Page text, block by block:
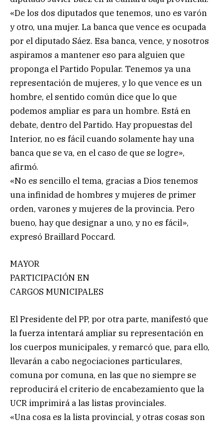
«De los dos diputados que tenemos, uno es varón
y otro, una mujer. La banca que vence es ocupada
por el diputado Sáez. Esa banca, vence, y nosotros
aspiramos a mantener eso para alguien que
proponga el Partido Popular. Tenemos ya una
representación de mujeres, y lo que vence es un
hombre, el sentido común dice que lo que
podemos ampliar es para un hombre. Está en
debate, dentro del Partido. Hay propuestas del
Interior, no es fácil cuando solamente hay una
banca que se va, en el caso de que se logre»,
afirmó.
«No es sencillo el tema, gracias a Dios tenemos
una infinidad de hombres y mujeres de primer
orden, varones y mujeres de la provincia. Pero
bueno, hay que designar a uno, y no es fácil»,
expresó Braillard Poccard.
MAYOR
PARTICIPACIÓN EN
CARGOS MUNICIPALES
El Presidente del PP, por otra parte, manifestó que
la fuerza intentará ampliar su representación en
los cuerpos municipales, y remarcó que, para ello,
llevarán a cabo negociaciones particulares,
comuna por comuna, en las que no siempre se
reproducirá el criterio de encabezamiento que la
UCR imprimirá a las listas provinciales.
«Una cosa es la lista provincial, y otras cosas son